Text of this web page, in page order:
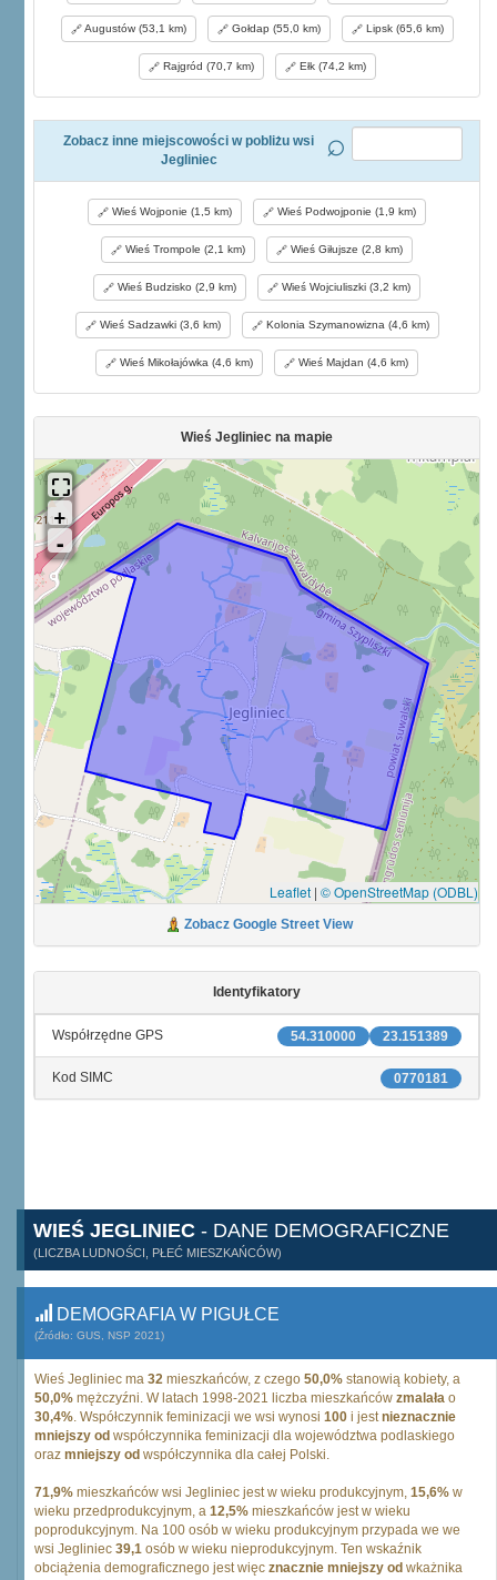
Augustów (53,1 km) Gołdap (55,0 km) Lipsk (65,6 km)
Rajgród (70,7 km) Ełk (74,2 km)
Zobacz inne miejscowości w pobliżu wsi
Jegliniec
Wieś Wojponie (1,5 km) Wieś Podwojponie (1,9 km)
Wieś Trompole (2,1 km) Wieś Giłujsze (2,8 km)
Wieś Budzisko (2,9 km) Wieś Wojciuliszki (3,2 km)
Wieś Sadzawki (3,6 km) Kolonia Szymanowizna (4,6 km)
Wieś Mikołajówka (4,6 km) Wieś Majdan (4,6 km)
Wieś Jegliniec na mapie
Leaflet | © OpenStreetMap (ODBL)
Zobacz Google Street View
Identyfikatory
23.151389
54.310000
Współrzędne GPS
0770181
Kod SIMC
WIEŚ JEGLINIEC - DANE DEMOGRAFICZNE
(LICZBA LUDNOŚCI, PŁEĆ MIESZKAŃCÓW)
DEMOGRAFIA W PIGUŁCE
(Źródło: GUS, NSP 2021)
Wieś Jegliniec ma 32 mieszkańców, z czego 50,0% stanowią kobiety, a
50,0% mężczyźni. W latach 1998-2021 liczba mieszkańców zmalała o
30,4%. Współczynnik feminizacji we wsi wynosi 100 i jestnieznacznie
mniejszy od współczynnika feminizacji dla województwa podlaskiego
oraz mniejszy od współczynnika dla całej Polski.
71,9% mieszkańców wsi Jegliniec jest w wieku produkcyjnym, 15,6% w
wieku przedprodukcyjnym, a 12,5% mieszkańców jest w wieku
poprodukcyjnym. Na 100 osób w wieku produkcyjnym przypada we we
wsi Jegliniec 39,1 osób w wieku nieprodukcyjnym. Ten wskaźnik
obciążenia demograficznego jest więc znacznie mniejszy od wkażnika